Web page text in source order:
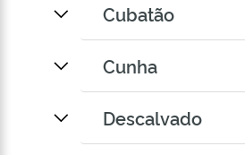
Cubatão
Cunha
Descalvado